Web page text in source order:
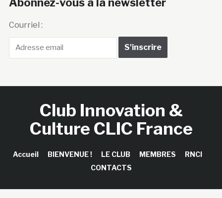
Courriel :
Club Innovation &
Culture CLIC France
Accueil BIENVENUE ! LE CLUB MEMBRES
RNCI
CONTACTS